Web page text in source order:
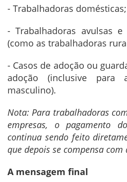
- Trabalhadoras domésticas;
- Trabalhadoras avulsas e
(como as trabalhadoras
- Casos de adoção ou
adoção (inclusive para
masculino).
Nota: Para trabalhadoras
empresas, o pagamento
continua sendo feito
que depois se compensa com
A mensagem final